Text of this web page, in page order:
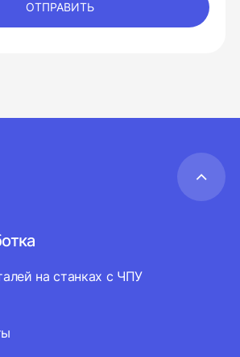
ОТПРАВИТЬ
на станках с ЧПУ